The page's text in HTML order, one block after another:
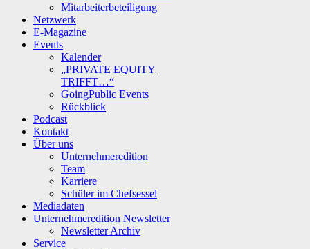
Mitarbeiterbeteiligung
Netzwerk
E-Magazine
Events
Kalender
„PRIVATE EQUITY
TRIFFT…“
GoingPublic Events
Rückblick
Podcast
Kontakt
Über uns
Unternehmeredition
Team
Karriere
Schüler im Chefsessel
Mediadaten
Unternehmeredition Newsletter
Newsletter Archiv
Service